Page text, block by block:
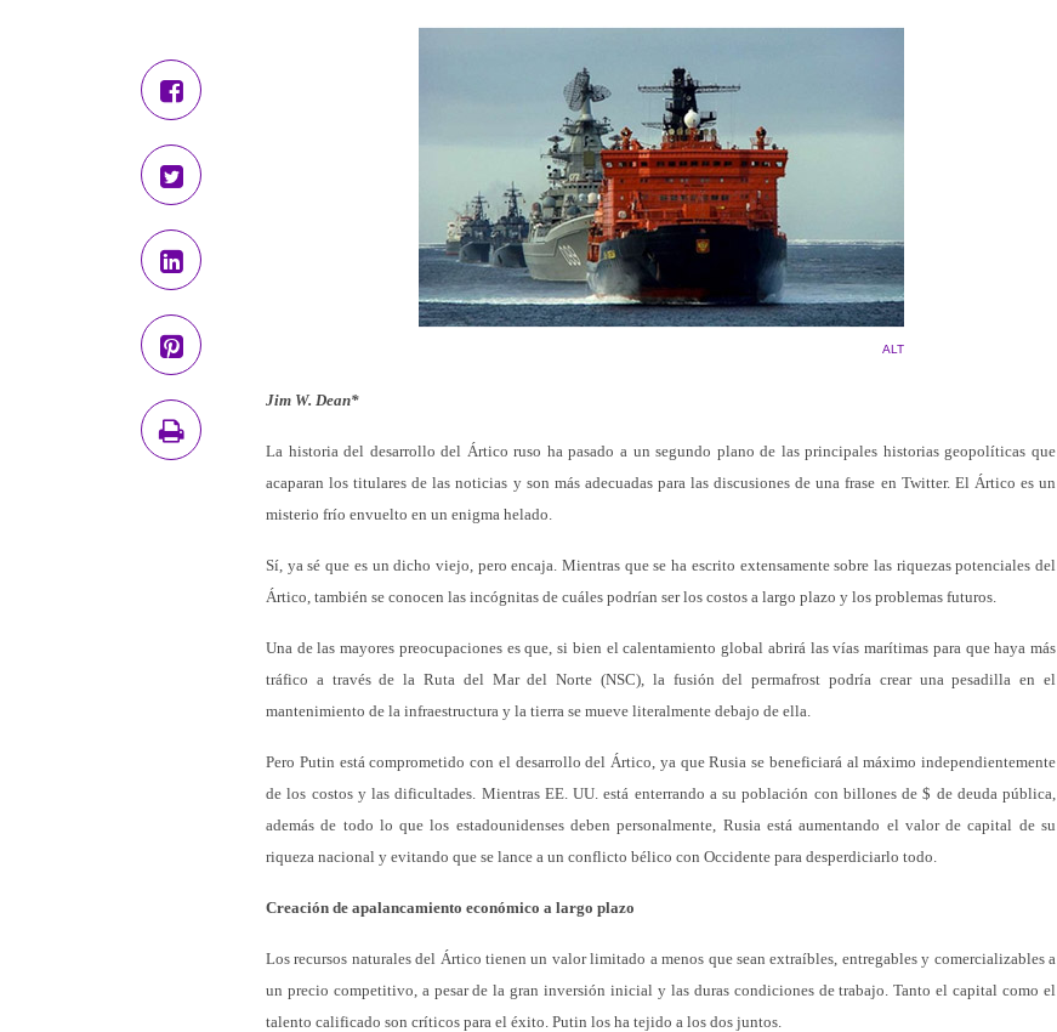
ALT
Jim W. Dean*
La historia del desarrollo del Ártico ruso ha pasado a un segundo plano de las principales historias geopolíticas que
acaparan los titulares de las noticias y son más adecuadas para las discusiones de una frase en Twitter. El Ártico es un
misterio frío envuelto en un enigma helado.
Sí, ya sé que es un dicho viejo, pero encaja. Mientras que se ha escrito extensamente sobre las riquezas potenciales del
Ártico, también se conocen las incógnitas de cuáles podrían ser los costos a largo plazo y los problemas futuros.
Una de las mayores preocupaciones es que, si bien el calentamiento global abrirá las vías marítimas para que haya más
tráfico a través de la Ruta del Mar del Norte (NSC), la fusión del permafrost podría crear una pesadilla en el
mantenimiento de la infraestructura y la tierra se mueve literalmente debajo de ella.
Pero Putin está comprometido con el desarrollo del Ártico, ya que Rusia se beneficiará al máximo independientemente
de los costos y las dificultades. Mientras EE. UU. está enterrando a su población con billones de $ de deuda pública,
además de todo lo que los estadounidenses deben personalmente, Rusia está aumentando el valor de capital de su
riqueza nacional y evitando que se lance a un conflicto bélico con Occidente para desperdiciarlo todo.
Creación de apalancamiento económico a largo plazo
Los recursos naturales del Ártico tienen un valor limitado a menos que sean extraíbles, entregables y comercializables a
un precio competitivo, a pesar de la gran inversión inicial y las duras condiciones de trabajo. Tanto el capital como el
talento calificado son críticos para el éxito. Putin los ha tejido a los dos juntos.